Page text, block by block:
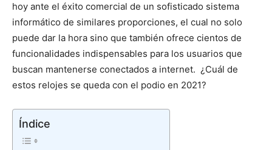
hoy ante el éxito comercial de un sofisticado sistema
informático de similares proporciones, el cual no solo
puede dar la hora sino que también ofrece cientos de
funcionalidades indispensables para los usuarios que
buscan mantenerse conectados a internet. ¿Cuál de
estos relojes se queda con el podio en 2021?
Índice